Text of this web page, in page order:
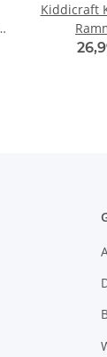
Kiddicraft